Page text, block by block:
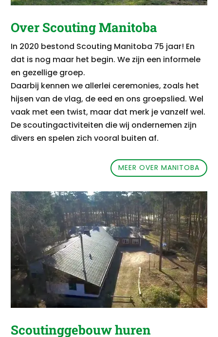
Over Scouting Manitoba
In 2020 bestond Scouting Manitoba 75 jaar! En
dat is nog maar het begin.We zijn een informele
en gezellige groep.
Daarbij kennen we allerlei ceremonies, zoals het
hijsen van de vlag, de eed en ons groepslied.Wel
vaak met een twist, maar dat merk je vanzelf wel.
De scoutingactiviteiten die wij ondernemen zijn
divers en spelen zich vooral buiten af.
MEER OVER MANITOBA
Scoutinggebouw huren